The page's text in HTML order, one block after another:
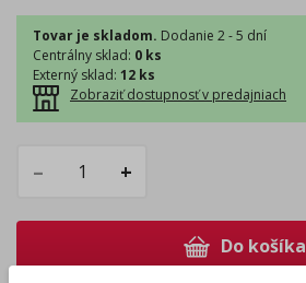
Tovar je skladom. Dodanie 2 - 5 dní
Centrálny sklad: 0 ks
Externý sklad: 12 ks
Zobraziť dostupnosť v predajniach
– +
Do košíka